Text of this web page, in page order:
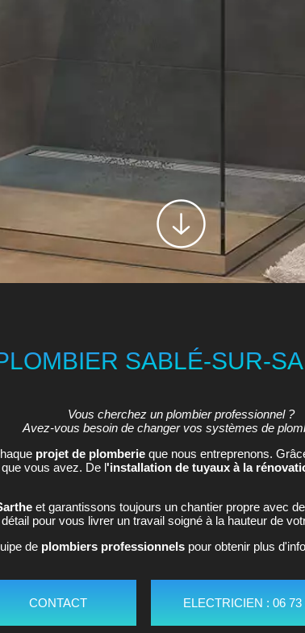
SABLÉ-SUR-
Vous cherchez un plombier professionnel ?
Avez-vous besoin de changer vos systèmes de
projet de plomberie que nous entreprenons.
vous avez. De l'installation de tuyaux à la
et garantissons toujours un chantier propre avec
pour vous livrer un travail soigné à la hauteur de
de plombiers professionnelspour obtenir plus
CONTACT ELECTRICIEN : 06 73